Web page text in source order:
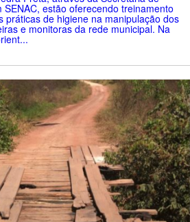
estão oferecendo treinamento
práticas de higiene na manipulação dos
e monitoras da rede municipal. Na